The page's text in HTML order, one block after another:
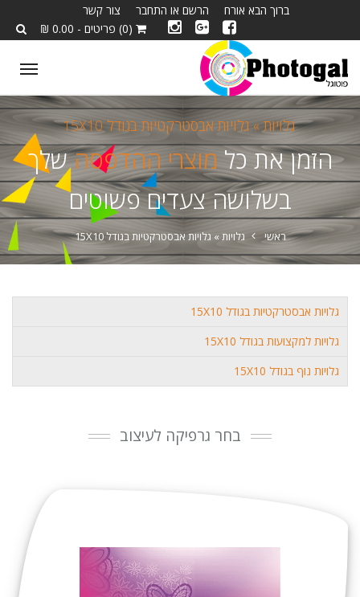
ברוך הבא אורח הרשם או התחבר
צור קשר
(0) פריטים - 0.00 ₪
גלויות » גלויות אבסטרקטיות בגודל 15X10
הזמן את כלמוצרי ההדפסהשלך
בשלושה צעדים פשוטים
ראשי גלויות » גלויות אבסטרקטיות בגודל 15X10
גלויות אבסטרקטיות בגודל 15X10
גלויות למקצועות בגודל 15X10
גלויות נוף בגודל 15X10
בחר גרפיקה לעיצוב